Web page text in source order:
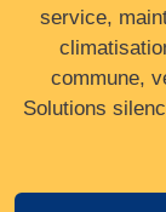
service,
commune,
Solutions